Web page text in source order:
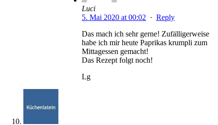
Luci
5. Mai 2020 at 00:02 · Reply
Das mach ich sehr gerne! Zufälligerweise
habe ich mir heute Paprikas krumpli zum
Mittagessen gemacht!
Das Rezept folgt noch!
Lg